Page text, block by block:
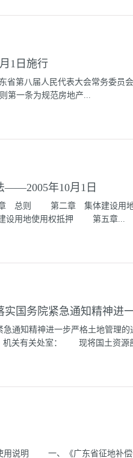
律程序，在土地市场中实际达
用、经营，进行地产交易，均应
1日施行
八届人民代表大会常务委员会
第一条为规范房地产...
由出让人承担，产权转移后由受
地产转让当事人应当按照规定
部门负责本条例的贯彻实施。
——2005年10月1日
章 总则 第二章 集体建设
设用地使用权抵押 第五章...
农业建设，应当符合国家有关
设用地的，应当落实土地利用
流转 （一）不符合土地利用总
国务院紧急通知精神进
通知精神进一步严格土地管理
机关有关处室： 现将国土资源
用说明 一、《广东省征地补偿